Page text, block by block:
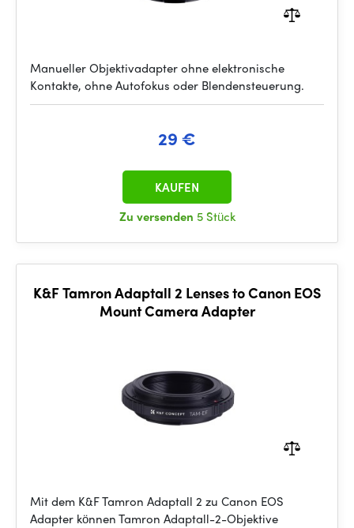
Manueller Objektivadapter ohne elektronische
Kontakte, ohne Autofokus oder Blendensteuerung.
29 €
Zu versenden 5 Stück
KAUFEN
K&F Tamron Adaptall 2 Lenses to Canon EOS
Mount Camera Adapter
Mit dem K&F Tamron Adaptall 2 zu Canon EOS
Adapter können Tamron Adaptall-2-Objektive